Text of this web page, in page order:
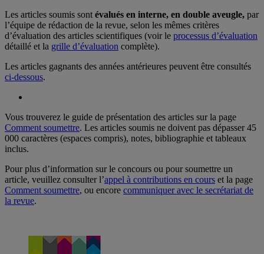
Les articles soumis sont évalués en interne, en double aveugle, par
l’équipe de rédaction de la revue, selon les mêmes critères
d’évaluation des articles scientifiques (voir le processus d’évaluation
détaillé et la grille d’évaluation complète).
Les articles gagnants des années antérieures peuvent être consultés
ci-dessous.
Vous trouverez le guide de présentation des articles sur la page
Comment soumettre. Les articles soumis ne doivent pas dépasser 45
000 caractères (espaces compris), notes, bibliographie et tableaux
inclus.
Pour plus d’information sur le concours ou pour soumettre un
article, veuillez consulter l’appel à contributions en cours et la page
Comment soumettre, ou encore communiquer avec le secrétariat de
la revue.